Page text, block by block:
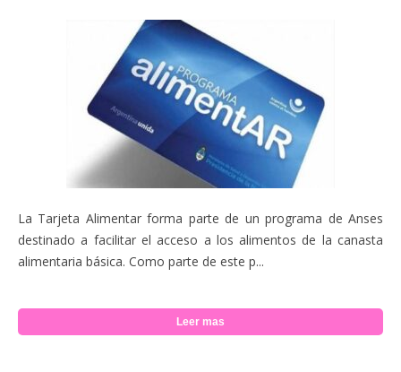
La Tarjeta Alimentar forma parte de un programa de Anses
destinado a facilitar el acceso a los alimentos de la canasta
alimentaria básica. Como parte de este p...
Leer mas